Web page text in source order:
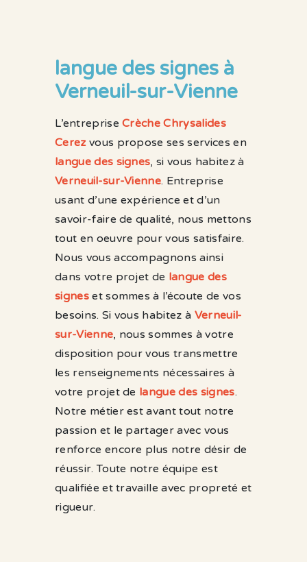
langue des signes à
Verneuil-sur-Vienne
L’entrepriseCrèche Chrysalides
Cerezvous propose ses services en
langue des signes, si vous habitez à
Verneuil-sur-Vienne. Entreprise
usant d’une expérience et d’un
savoir-faire de qualité, nous mettons
tout en oeuvre pour vous satisfaire.
Nous vous accompagnons ainsi
dans votre projet de langue des
signeset sommes à l’écoute de vos
besoins. Si vous habitez à Verneuil-
sur-Vienne, nous sommes à votre
disposition pour vous transmettre
les renseignements nécessaires à
votre projet de langue des signes.
Notre métier est avant tout notre
passion et le partager avec vous
renforce encore plus notre désir de
réussir. Toute notre équipe est
qualifiée et travaille avec propreté et
rigueur.